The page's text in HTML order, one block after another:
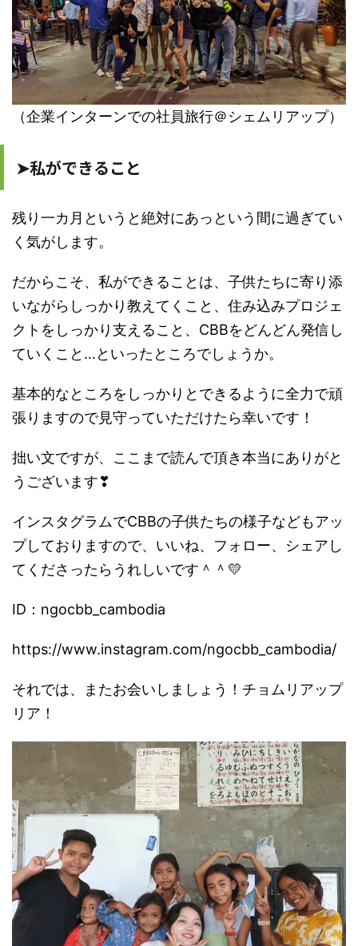
（企業インターンでの社員旅行＠シェムリアップ）
➤私ができること
残り一カ月というと絶対にあっという間に過ぎてい
く気がします。
だからこそ、私ができることは、子供たちに寄り添
いながらしっかり教えてくこと、住み込みプロジェ
クトをしっかり支えること、CBBをどんどん発信し
ていくこと…といったところでしょうか。
基本的なところをしっかりとできるように全力で頑
張りますので見守っていただけたら幸いです！
拙い文ですが、ここまで読んで頂き本当にありがと
うございます❣
インスタグラムでCBBの子供たちの様子などもアッ
プしておりますので、いいね、フォロー、シェアし
てくださったらうれしいです＾＾💛
ID：ngocbb_cambodia
https://www.instagram.com/ngocbb_cambodia/
それでは、またお会いしましょう！チョムリアップ
リア！